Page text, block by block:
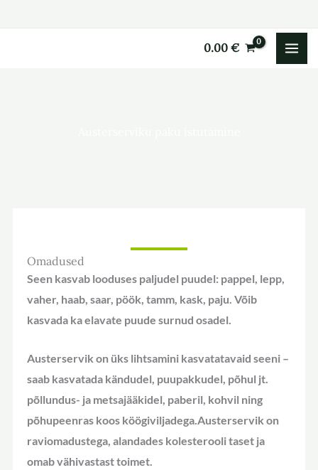
0.00€
Omadused
Seen kasvab looduses paljudel puudel: pappel, lepp,
vaher, haab, saar, pöök, tamm, kask, paju. Võib
kasvada ka elavate puude surnud osadel.
Austerservik on üks lihtsamini kasvatatavaid seeni –
saab kasvatada kändudel, puupakkudel, põhul jt.
põllundus- ja metsajääkidel, paberil, kohvil ning
põhupeenras koos köögiviljadega.Austerservik on
raviomadustega, alandades kolesterooli taset ja
omab vähivastast toimet.